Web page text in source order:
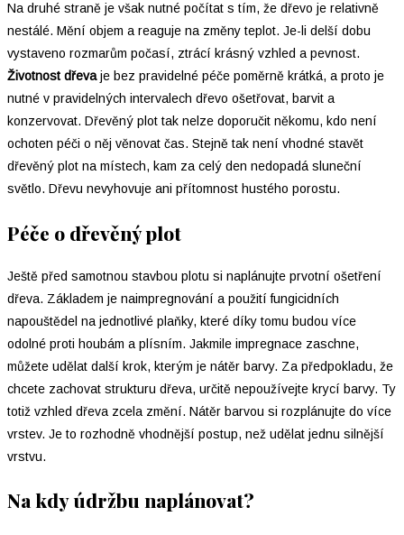
Na druhé straně je však nutné počítat s tím, že dřevo je relativně
nestálé. Mění objem a reaguje na změny teplot. Je-li delší dobu
vystaveno rozmarům počasí, ztrácí krásný vzhled a pevnost.
Životnost dřevaje bez pravidelné péče poměrně krátká, a proto je
nutné v pravidelných intervalech dřevo ošetřovat, barvit a
konzervovat. Dřevěný plot tak nelze doporučit někomu, kdo není
ochoten péči o něj věnovat čas. Stejně tak není vhodné stavět
dřevěný plot na místech, kam za celý den nedopadá sluneční
světlo. Dřevu nevyhovuje ani přítomnost hustého porostu.
Péče o dřevěný plot
Ještě před samotnou stavbou plotu si naplánujte prvotní ošetření
dřeva. Základem je naimpregnování a použití fungicidních
napouštědel na jednotlivé plaňky, které díky tomu budou více
odolné proti houbám a plísním. Jakmile impregnace zaschne,
můžete udělat další krok, kterým je nátěr barvy. Za předpokladu, že
chcete zachovat strukturu dřeva, určitě nepoužívejte krycí barvy. Ty
totiž vzhled dřeva zcela změní. Nátěr barvou si rozplánujte do více
vrstev. Je to rozhodně vhodnější postup, než udělat jednu silnější
vrstvu.
Na kdy údržbu naplánovat?